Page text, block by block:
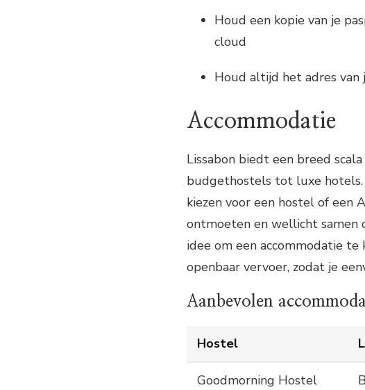
Houd een kopie van je
cloud
Houd altijd het adres van
Accommodatie
Lissabon biedt een breed
budgethostels tot luxe hotels.
kiezen voor een hostel of een
ontmoeten en wellicht samen
idee om een accommodatie
openbaar vervoer, zodat je
Aanbevolen
Hostel
Goodmorning Hostel